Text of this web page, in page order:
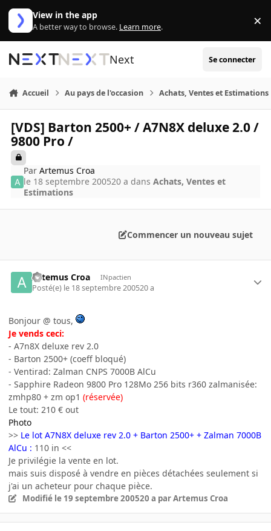
Aller au contenu
View in the app
A better way to browse. Learn more. ×
Next Se connecter
Accueil Au pays de l'occasion Achats, Ventes et Estimations
[VDS] Barton 2500+ / A7N8X deluxe 2.0 /
9800 Pro /
ParArtemus Croa
le 18 septembre 200520 a dansAchats, Ventes et
Estimations
Commencer un nouveau sujet
Artemus Croa INpactien
Posté(e) le 18 septembre 200520 a
Bonjour @ tous,
Je vends ceci:
- A7n8X deluxe rev 2.0
- Barton 2500+ (coeff bloqué)
- Ventirad: Zalman CNPS 7000B AlCu
- Sapphire Radeon 9800 Pro 128Mo 256 bits r360 zalmanisée:
zmhp80 + zm op1 (réservée)
Le tout: 210 € out
Photo
>> Le lot A7N8X deluxe rev 2.0 + Barton 2500+ + Zalman 7000B
AlCu : 110 in <<
Je privilégie la vente en lot.
mais suis disposé à vendre en pièces détachées seulement si
j'ai un acheteur pour chaque pièce.
Modifié le 19 septembre 200520 a par Artemus Croa